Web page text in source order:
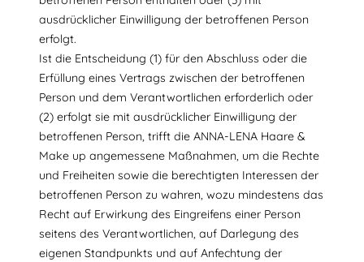
ausdrücklicher Einwilligung der betroffenen Person
erfolgt.
Ist die Entscheidung (1) für den Abschluss oder die
Erfüllung eines Vertrags zwischen der betroffenen
Person und dem Verantwortlichen erforderlich oder
(2) erfolgt sie mit ausdrücklicher Einwilligung der
betroffenen Person, trifft die ANNA-LENA Haare &
Make up angemessene Maßnahmen, um die Rechte
und Freiheiten sowie die berechtigten Interessen der
betroffenen Person zu wahren, wozu mindestens das
Recht auf Erwirkung des Eingreifens einer Person
seitens des Verantwortlichen, auf Darlegung des
eigenen Standpunkts und auf Anfechtung der